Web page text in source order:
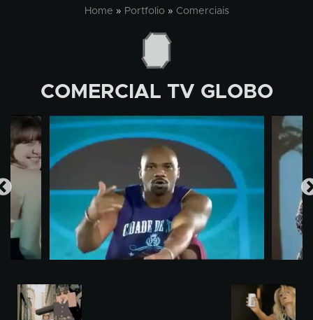
Home » Portfolio» Comerciais
COMERCIAL TV GLOBO